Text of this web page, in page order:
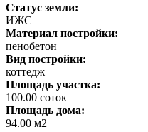
Статус земли:
ИЖС
Материал постройки:
пенобетон
Вид постройки:
коттедж
Площадь участка:
100.00 соток
Площадь дома:
94.00 м2